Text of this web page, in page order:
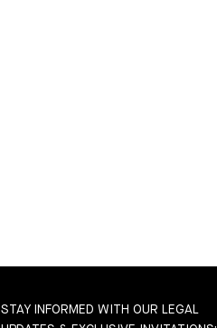
STAY INFORMED WITH OUR LEGAL